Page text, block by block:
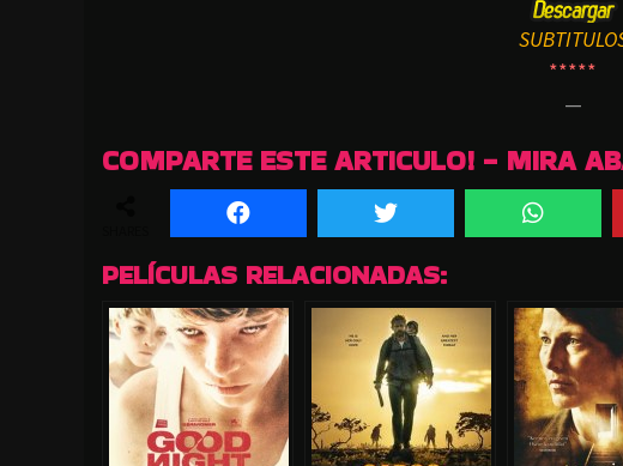
*****
—
COMPARTE ESTE ARTICULO! - MIRA
PELÍCULAS RELACIONADAS: